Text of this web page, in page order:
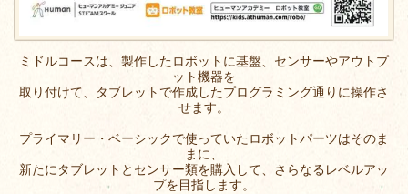
ミドルコースは、製作したロボットに基盤、センサーやアウトプ
ット機器を
取り付けて、タブレットで作成したプログラミング通りに操作さ
せます。
プライマリー・ベーシックで使っていたロボットパーツはそのま
まに、
新たにタブレットとセンサー類を購入して、さらなるレベルアッ
プを目指します。